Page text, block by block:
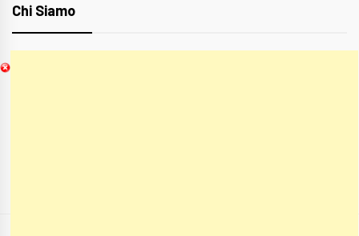
Chi Siamo